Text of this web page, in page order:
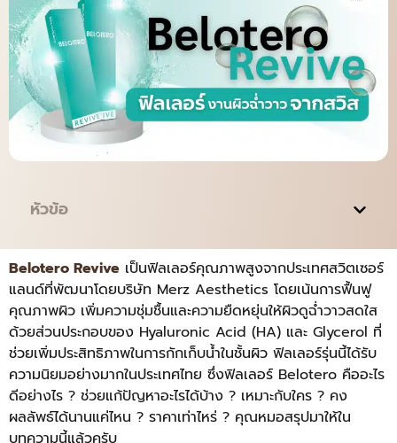
หัวข้อ
Belotero Revive เป็นฟิลเลอร์คุณภาพสูงจากประเทศสวิตเซอร์
แลนด์ที่พัฒนาโดยบริษัท Merz Aesthetics โดยเน้นการฟื้นฟู
คุณภาพผิว เพิ่มความชุ่มชื้นและความยืดหยุ่นให้ผิวดูฉ่ำวาวสดใส
ด้วยส่วนประกอบของ Hyaluronic Acid (HA) และ Glycerol ที่
ช่วยเพิ่มประสิทธิภาพในการกักเก็บน้ำในชั้นผิว ฟิลเลอร์รุ่นนี้ได้รับ
ความนิยมอย่างมากในประเทศไทย ซึ่งฟิลเลอร์ Belotero คืออะไร
ดีอย่างไร ? ช่วยแก้ปัญหาอะไรได้บ้าง ? เหมาะกับใคร ? คง
ผลลัพธ์ได้นานแค่ไหน ? ราคาเท่าไหร่ ? คุณหมอสรุปมาให้ใน
บทความนี้แล้วครับ